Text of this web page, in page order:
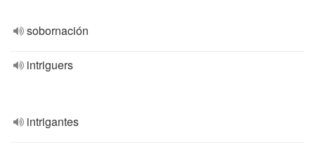
sobornación
intriguers
intrigantes